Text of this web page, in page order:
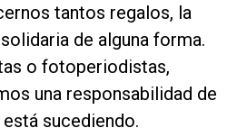
tantos regalos, la
de alguna forma.
o fotoperiodistas,
una responsabilidad de
sucediendo.